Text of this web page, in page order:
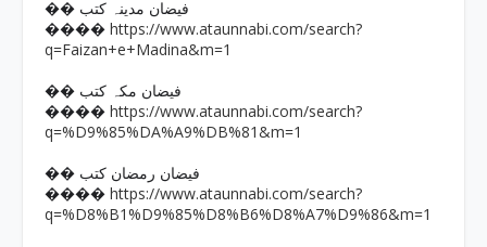
�� فیضان مدینہ کتب
���� https://www.ataunnabi.com/search?
q=Faizan+e+Madina&m=1
�� فیضان مکہ کتب
���� https://www.ataunnabi.com/search?
q=%D9%85%DA%A9%DB%81&m=1
�� فیضان رمضان کتب
���� https://www.ataunnabi.com/search?
q=%D8%B1%D9%85%D8%B6%D8%A7%D9%86&m=1